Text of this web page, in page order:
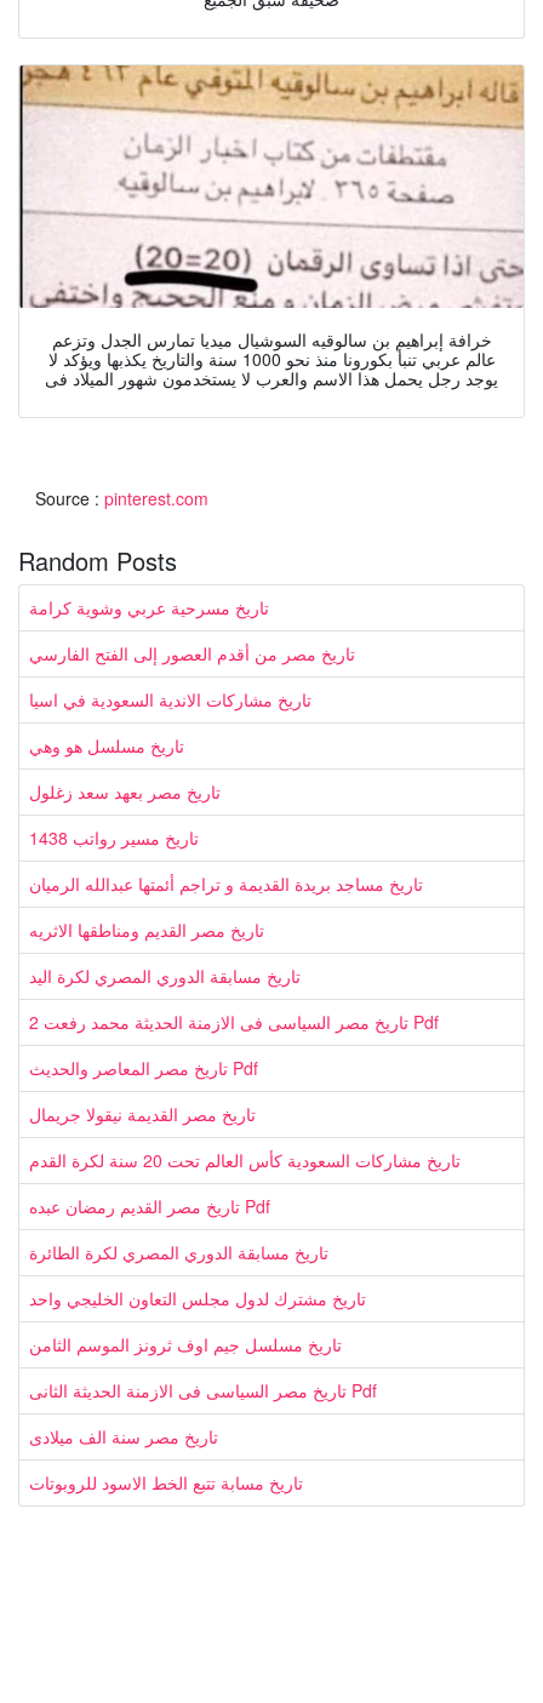
خرافة إبراهيم بن سالوقيه السوشيال ميديا تمارس الجدل وتزعم
عالم عربي تنبأ بكورونا منذ نحو 1000 سنة والتاريخ يكذبها ويؤكد لا
يوجد رجل يحمل هذا الاسم والعرب لا يستخدمون شهور الميلاد فى
Source : pinterest.com
Random Posts
تاريخ مسرحية عربي وشوية كرامة
تاريخ مصر من أقدم العصور إلى الفتح الفارسي
تاريخ مشاركات الاندية السعودية في اسيا
تاريخ مسلسل هو وهي
تاريخ مصر بعهد سعد زغلول
تاريخ مسير رواتب 1438
تاريخ مساجد بريدة القديمة و تراجم أئمتها عبدالله الرميان
تاريخ مصر القديم ومناطقها الاثريه
تاريخ مسابقة الدوري المصري لكرة اليد
تاريخ مصر السياسى فى الازمنة الحديثة محمد رفعت 2 Pdf
تاريخ مصر المعاصر والحديث Pdf
تاريخ مصر القديمة نيقولا جريمال
تاريخ مشاركات السعودية كأس العالم تحت 20 سنة لكرة القدم
تاريخ مصر القديم رمضان عبده Pdf
تاريخ مسابقة الدوري المصري لكرة الطائرة
تاريخ مشترك لدول مجلس التعاون الخليجي واحد
تاريخ مسلسل جيم اوف ثرونز الموسم الثامن
تاريخ مصر السياسى فى الازمنة الحديثة الثانى Pdf
تاريخ مصر سنة الف ميلادى
تاريخ مسابة تتبع الخط الاسود للروبوتات